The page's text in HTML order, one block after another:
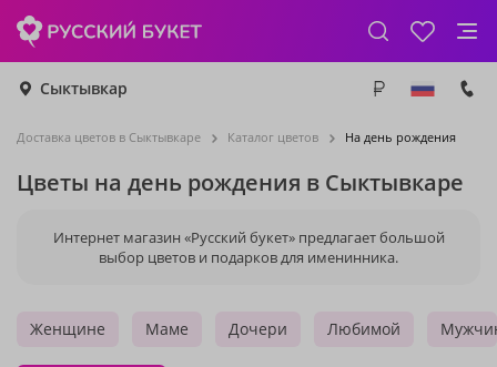
Сыктывкар
Доставка цветов в Сыктывкаре Каталог цветов На день рождения
Цветы на день рождения в Сыктывкаре
Интернет магазин «Русский букет» предлагает большой
выбор цветов и подарков для именинника.
Женщине Маме Дочери Любимой